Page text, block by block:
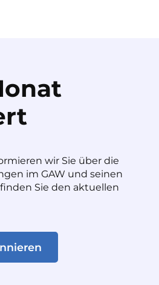
wir Sie über die
im GAW und seinen
Sie den aktuellen